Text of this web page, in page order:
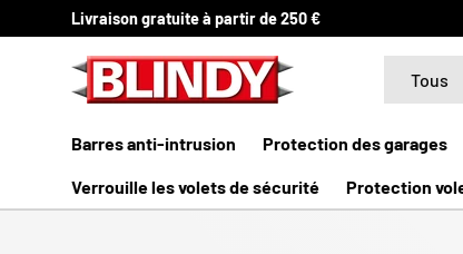
ALLER AU CONTENU
Assistance gratuite
Tous
Barres anti-intrusion Protection des garages
Verrouille les volets de sécurité Protection